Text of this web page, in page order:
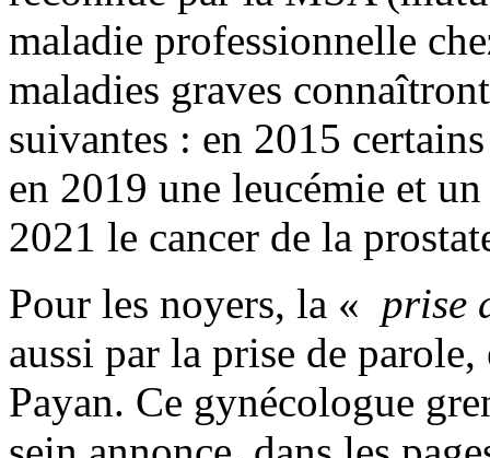
maladie professionnelle
maladies graves
suivantes : en 2015
en 2019 une leucémie et
2021 le cancer de la
Pour les noyers, la « prise
aussi par la prise de
Payan. Ce gynécologue